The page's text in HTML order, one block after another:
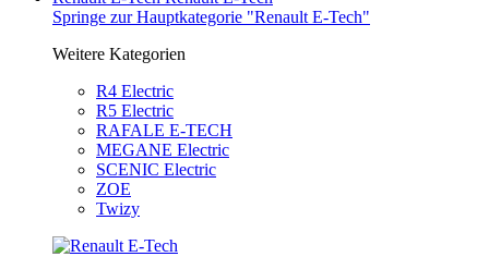
Springe zur Hauptkategorie "Renault E-Tech"
Weitere Kategorien
R4 Electric
R5 Electric
RAFALE E-TECH
MEGANE Electric
SCENIC Electric
ZOE
Twizy